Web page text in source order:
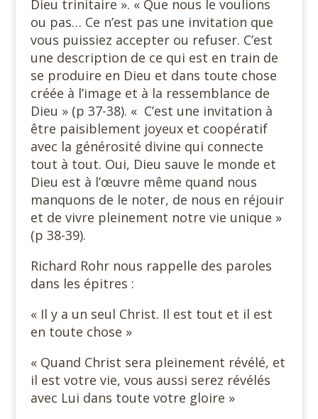
Dieu trinitaire ». « Que nous le voulions
ou pas… Ce n’est pas une invitation que
vous puissiez accepter ou refuser. C’est
une description de ce qui est en train de
se produire en Dieu et dans toute chose
créée à l’image et à la ressemblance de
Dieu » (p 37-38). « C’est une invitation à
être paisiblement joyeux et coopératif
avec la générosité divine qui connecte
tout à tout. Oui, Dieu sauve le monde et
Dieu est à l’œuvre même quand nous
manquons de le noter, de nous en réjouir
et de vivre pleinement notre vie unique »
(p 38-39).
Richard Rohr nous rappelle des paroles
dans les épitres :
« Il y a un seul Christ. Il est tout et il est
en toute chose »
« Quand Christ sera pleinement révélé, et
il est votre vie, vous aussi serez révélés
avec Lui dans toute votre gloire »